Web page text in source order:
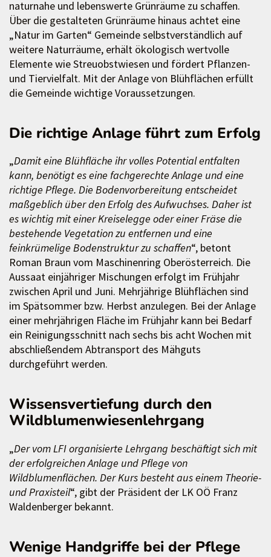
naturnahe und lebenswerte Grünräume zu schaffen.
Über die gestalteten Grünräume hinaus achtet eine
„Natur im Garten“ Gemeinde selbstverständlich auf
weitere Naturräume, erhält ökologisch wertvolle
Elemente wie Streuobstwiesen und fördert Pflanzen-
und Tiervielfalt. Mit der Anlage von Blühflächen erfüllt
die Gemeinde wichtige Voraussetzungen.
Die richtige Anlage führt zum Erfolg
„Damit eine Blühfläche ihr volles Potential entfalten
kann, benötigt es eine fachgerechte Anlage und eine
richtige Pflege. Die Bodenvorbereitung entscheidet
maßgeblich über den Erfolg des Aufwuchses. Daher ist
es wichtig mit einer Kreiselegge oder einer Fräse die
bestehende Vegetation zu entfernen und eine
feinkrümelige Bodenstruktur zu schaffen“, betont
Roman Braun vom Maschinenring Oberösterreich. Die
Aussaat einjähriger Mischungen erfolgt im Frühjahr
zwischen April und Juni. Mehrjährige Blühflächen sind
im Spätsommer bzw. Herbst anzulegen. Bei der Anlage
einer mehrjährigen Fläche im Frühjahr kann bei Bedarf
ein Reinigungsschnitt nach sechs bis acht Wochen mit
abschließendem Abtransport des Mähguts
durchgeführt werden.
Wissensvertiefung durch den
Wildblumenwiesenlehrgang
„Der vom LFI organisierte Lehrgang beschäftigt sich mit
der erfolgreichen Anlage und Pflege von
Wildblumenflächen. Der Kurs besteht aus einem Theorie-
und Praxisteil“, gibt der Präsident der LK OÖ Franz
Waldenberger bekannt.
Wenige Handgriffe bei der Pflege